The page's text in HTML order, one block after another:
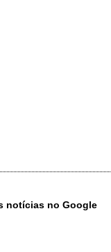
notícias no Google